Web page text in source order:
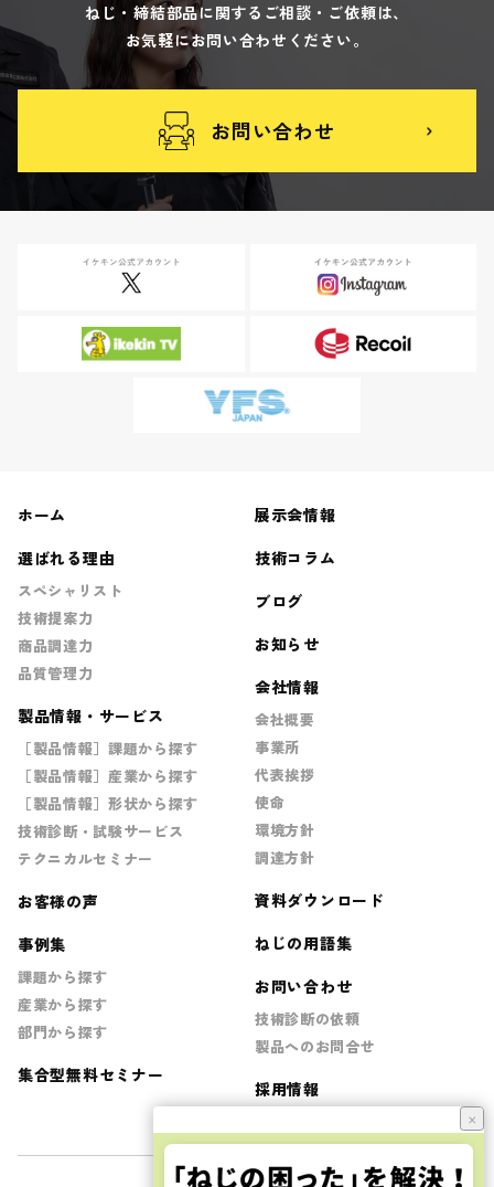
ねじ・締結部品に関するご相談・ご依頼は、
お気軽にお問い合わせください。
お問い合わせ
ホーム
選ばれる理由
スペシャリスト
技術提案力
商品調達力
品質管理力
製品情報・サービス
［製品情報］課題から探す
［製品情報］産業から探す
［製品情報］形状から探す
技術診断・試験サービス
テクニカルセミナー
お客様の声
事例集
課題から探す
産業から探す
部門から探す
集合型無料セミナー
展示会情報
技術コラム
ブログ
お知らせ
会社情報
会社概要
事業所
代表挨拶
使命
環境方針
調達方針
資料ダウンロード
ねじの用語集
お問い合わせ
技術診断の依頼
製品へのお問合せ
採用情報
×